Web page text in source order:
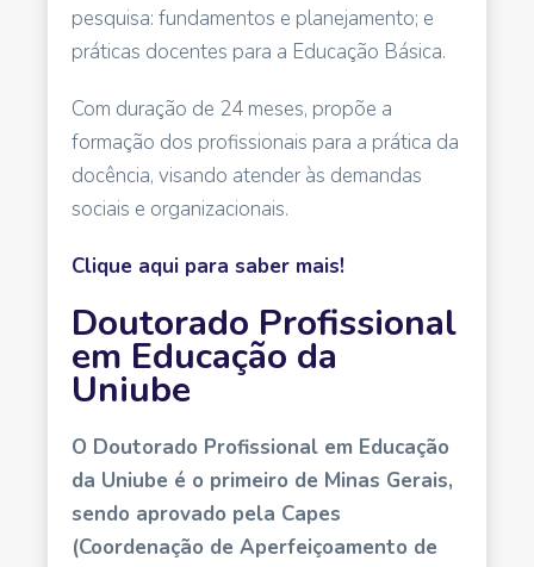
pesquisa: fundamentos e planejamento; e
práticas docentes para a Educação Básica.
Com duração de 24 meses, propõe a
formação dos profissionais para a prática da
docência, visando atender às demandas
sociais e organizacionais.
Clique aqui para saber mais!
Doutorado Profissional
em Educação da
Uniube
O Doutorado Profissional em Educação
da Uniube é o primeiro de Minas Gerais,
sendo aprovado pela Capes
(Coordenação de Aperfeiçoamento de